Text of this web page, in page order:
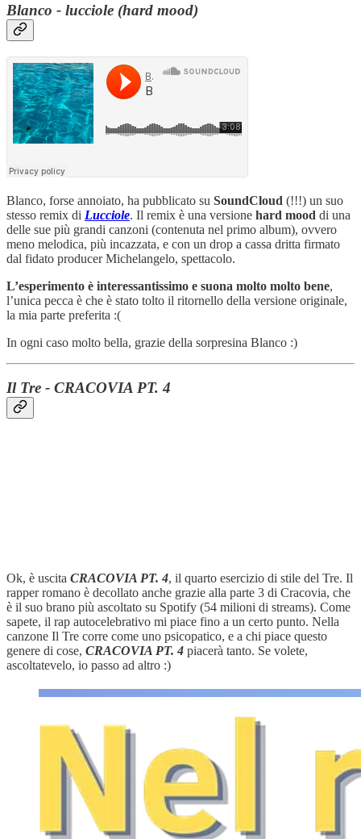
Blanco - lucciole (hard mood)
Blanco, forse annoiato, ha pubblicato su SoundCloud (!!!) un suo
stesso remix di Lucciole. Il remix è una versione hard mood di una
delle sue più grandi canzoni (contenuta nel primo album), ovvero
meno melodica, più incazzata, e con un drop a cassa dritta firmato
dal fidato producer Michelangelo, spettacolo.
L’esperimento è interessantissimo e suona molto molto bene,
l’unica pecca è che è stato tolto il ritornello della versione originale,
la mia parte preferita :(
In ogni caso molto bella, grazie della sorpresina Blanco :)
Il Tre - CRACOVIA PT. 4
Ok, è uscita CRACOVIA PT. 4, il quarto esercizio di stile del Tre. Il
rapper romano è decollato anche grazie alla parte 3 di Cracovia, che
è il suo brano più ascoltato su Spotify (54 milioni di streams). Come
sapete, il rap autocelebrativo mi piace fino a un certo punto. Nella
canzone Il Tre corre come uno psicopatico, e a chi piace questo
genere di cose, CRACOVIA PT. 4 piacerà tanto. Se volete,
ascoltatevelo, io passo ad altro :)